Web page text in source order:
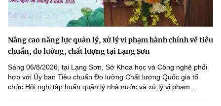
Nâng cao năng lực quản lý, xử lý vi phạm hành chính về tiêu
chuẩn, đo lường, chất lượng tại Lạng Sơn
Sáng 06/8/2026, tại Lạng Sơn, Sở Khoa học và Công nghệ phối
hợp với Ủy ban Tiêu chuẩn Đo lường Chất lượng Quốc gia tổ
chức Hội nghị tập huấn quản lý nhà nước và xử lý vi phạm...